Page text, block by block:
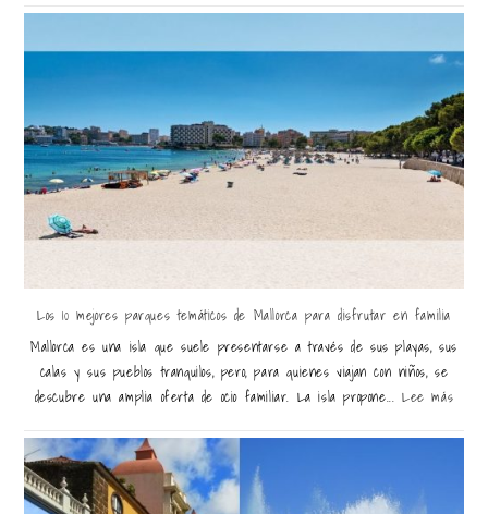
Los 10 mejores parques temáticos de Mallorca para disfrutar en familia
Mallorca es una isla que suele presentarse a través de sus playas, sus
calas y sus pueblos tranquilos, pero, para quienes viajan con niños, se
descubre una amplia oferta de ocio familiar. La isla propone...Lee más